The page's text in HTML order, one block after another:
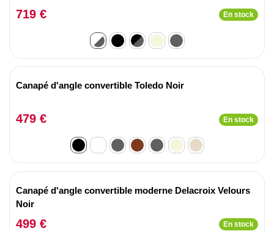
719 € En stock
Canapé d'angle convertible Toledo Noir
479 € En stock
Canapé d'angle convertible moderne Delacroix Velours
Noir
499 € En stock